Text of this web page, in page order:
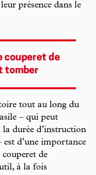
présence dans le
couperet de
tomber
tout au long du
– qui peut
la durée d’instruction
d’une importance
de
à la fois